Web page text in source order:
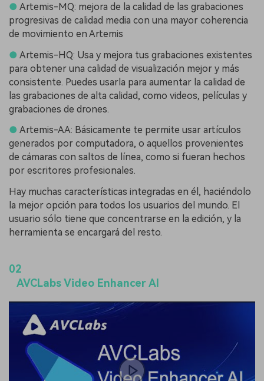
● Artemis-MQ: mejora de la calidad de las grabaciones
progresivas de calidad media con una mayor coherencia
de movimiento en Artemis
● Artemis-HQ: Usa y mejora tus grabaciones existentes
para obtener una calidad de visualización mejor y más
consistente. Puedes usarla para aumentar la calidad de
las grabaciones de alta calidad, como videos, películas y
grabaciones de drones.
● Artemis-AA: Básicamente te permite usar artículos
generados por computadora, o aquellos provenientes
de cámaras con saltos de línea, como si fueran hechos
por escritores profesionales.
Hay muchas características integradas en él, haciéndolo
la mejor opción para todos los usuarios del mundo. El
usuario sólo tiene que concentrarse en la edición, y la
herramienta se encargará del resto.
02
AVCLabs Video Enhancer AI